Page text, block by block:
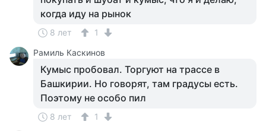
когда иду на рынок
8 лет
1
Рамиль Каскинов
Кумыс пробовал. Торгуют на трассе в
Башкирии. Но говорят, там градусы есть.
Поэтому не особо пил
8 лет
1